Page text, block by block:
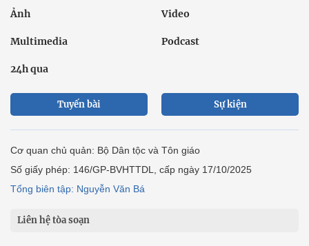
Ảnh Video
Multimedia Podcast
24h qua
Tuyến bài Sự kiện
Cơ quan chủ quản: Bộ Dân tộc và Tôn giáo
Số giấy phép: 146/GP-BVHTTDL, cấp ngày 17/10/2025
Tổng biên tập: Nguyễn Văn Bá
Liên hệ tòa soạn